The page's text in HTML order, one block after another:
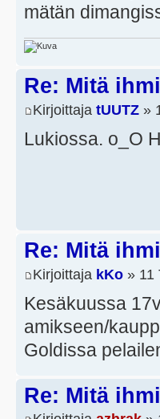
mätän
Re: Mitä
Kirjoittaja tUUTZ »
Lukiossa. o_O
Re: Mitä
Kirjoittaja kKo » 11
Kesäkuussa
amikseen/
Goldissa
Re: Mitä